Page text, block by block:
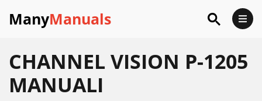
ManyManuals
CHANNEL VISION P-1205
MANUALI